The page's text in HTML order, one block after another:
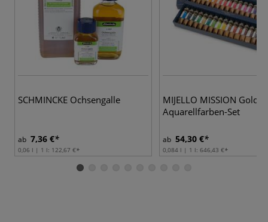
SCHMINCKE Ochsengalle
ab 7,36 €
0,06 l | 1 l: 122,67 €
MIJELLO MISSION Gold
Aquarellfarben-Set
ab 54,30 €
0,084 l | 1 l: 646,43 €